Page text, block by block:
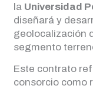
la Universidad
diseñará y
geolocalización
segmento
Este contrato
consorcio como